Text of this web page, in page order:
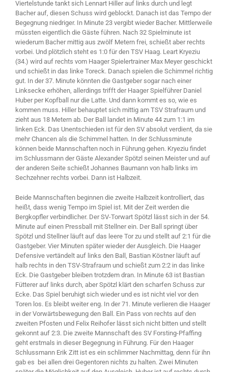
Viertelstunde tankt sich Lennart Hiller auf links durch und legt
Bacher auf, diesen Schuss wird geblockt. Danach ist das Tempo der
Begegnung niedriger. In Minute 23 vergibt wieder Bacher. Mittlerweile
müssten eigentlich die Gäste führen. Nach 32 Spielminute ist
wiederum Bacher mittig aus zwölf Metern frei, schießt aber rechts
vorbei. Und plötzlich steht es 1:0 für den TSV Haag. Leart Kryeziu
(34.) wird auf rechts vom Haager Spielertrainer Max Meyer geschickt
und schießt in das linke Toreck. Danach spielen die Schimmel richtig
gut. In der 37. Minute könnten die Gastgeber sogar nach einer
Linksecke erhöhen, allerdings trifft der Haager Spielführer Daniel
Huber per Kopfball nur die Latte. Und dann kommt es so, wie es
kommen muss. Hiller behauptet sich mittig am TSV Strafraum und
zieht aus 18 Metern ab. Der Ball landet in Minute 44 zum 1:1 im
linken Eck. Das Unentschieden ist für den SV absolut verdient, da sie
mehr Chancen als die Schimmel hatten. In der Schlussminute
können beide Mannschaften noch in Führung gehen. Kryeziu findet
im Schlussmann der Gäste Alexander Spötzl seinen Meister und auf
der anderen Seite schießt Johannes Baumann von halb links im
Sechzehner rechts vorbei. Dann ist Halbzeit.
Beide Mannschaften beginnen die zweite Halbzeit kontrolliert, das
heißt, dass wenig Tempo im Spiel ist. Mit der Zeit werden die
Bergkopfler verbindlicher. Der SV-Torwart Spötzl lässt sich in der 54.
Minute auf einen Pressball mit Stellner ein. Der Ball springt über
Spötzl und Stellner läuft auf das leere Tor zu und stellt auf 2:1 für die
Gastgeber. Vier Minuten später wieder der Ausgleich. Die Haager
Defensive vertändelt auf links den Ball, Bastian Köstner läuft auf
halb rechts in den TSV-Strafraum und schießt zum 2:2 in das linke
Eck. Die Gastgeber bleiben trotzdem dran. In Minute 63 ist Bastian
Fütterer auf links durch, aber Spötzl klärt den scharfen Schuss zur
Ecke. Das Spiel beruhigt sich wieder und es ist nicht viel vor den
Toren los. Es bleibt weiter eng. In der 71. Minute verlieren die Haager
in der Vorwärtsbewegung den Ball. Ein Pass von rechts auf den
zweiten Pfosten und Felix Reihofer lässt sich nicht bitten und stellt
gekonnt auf 2:3. Die zweite Mannschaft des SV Forsting-Pfaffing
geht erstmals in dieser Begegnung in Führung. Für den Haager
Schlussmann Erik Zitt ist es ein schlimmer Nachmittag, denn für ihn
gab es bei allen drei Gegentoren nichts zu halten. Zwei Minuten